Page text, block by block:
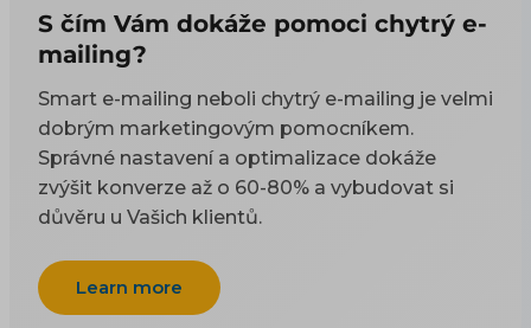
S čím Vám dokáže pomoci chytrý e-
mailing?
Smart e-mailing neboli chytrý e-mailing je velmi
dobrým marketingovým pomocníkem.
Správné nastavení a optimalizace dokáže
zvýšit konverze až o 60-80% a vybudovat si
důvěru u Vašich klientů.
Learn more